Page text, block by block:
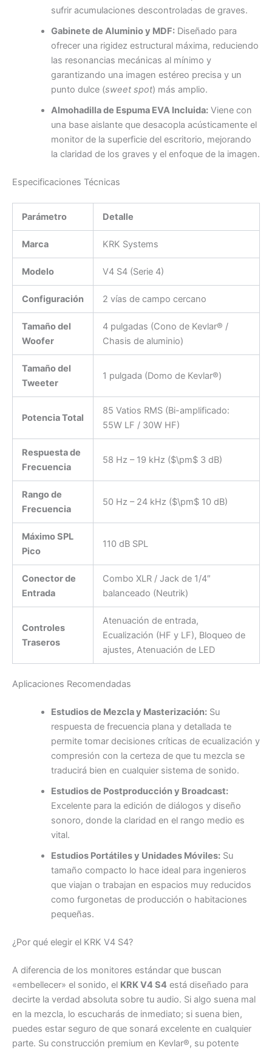
sufrir acumulaciones descontroladas de graves.
Gabinete de Aluminio y MDF:Diseñado para
ofrecer una rigidez estructural máxima, reduciendo
las resonancias mecánicas al mínimo y
garantizando una imagen estéreo precisa y un
punto dulce (sweet spot) más amplio.
Almohadilla de Espuma EVA Incluida:Viene con
una base aislante que desacopla acústicamente el
monitor de la superficie del escritorio, mejorando
la claridad de los graves y el enfoque de la imagen.
Especificaciones Técnicas
Parámetro Detalle
Marca KRK Systems
Modelo V4 S4 (Serie 4)
Configuración 2 vías de campo cercano
Tamaño del
Woofer
4 pulgadas (Cono de Kevlar® /
Chasis de aluminio)
Tamaño del
Tweeter
1 pulgada (Domo de Kevlar®)
Potencia Total
85 Vatios RMS (Bi-amplificado:
55W LF / 30W HF)
Respuesta de
Frecuencia
58 Hz – 19 kHz ($\pm$3 dB)
Rango de
Frecuencia
50 Hz – 24 kHz ($\pm$10 dB)
Máximo SPL
Pico
110 dB SPL
Conector de
Entrada
Combo XLR / Jack de 1/4″
balanceado (Neutrik)
Controles
Traseros
Atenuación de entrada,
Ecualización (HF y LF), Bloqueo de
ajustes, Atenuación de LED
Aplicaciones Recomendadas
Estudios de Mezcla y Masterización:Su
respuesta de frecuencia plana y detallada te
permite tomar decisiones críticas de ecualización y
compresión con la certeza de que tu mezcla se
traducirá bien en cualquier sistema de sonido.
Estudios de Postproducción y Broadcast:
Excelente para la edición de diálogos y diseño
sonoro, donde la claridad en el rango medio es
vital.
Estudios Portátiles y Unidades Móviles:Su
tamaño compacto lo hace ideal para ingenieros
que viajan o trabajan en espacios muy reducidos
como furgonetas de producción o habitaciones
pequeñas.
¿Por qué elegir el KRK V4 S4?
A diferencia de los monitores estándar que buscan
«embellecer» el sonido, el KRK V4 S4 está diseñado para
decirte la verdad absoluta sobre tu audio. Si algo suena mal
en la mezcla, lo escucharás de inmediato; si suena bien,
puedes estar seguro de que sonará excelente en cualquier
parte. Su construcción premium en Kevlar®, su potente